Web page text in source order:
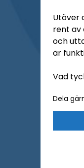
Utöver
rent av
och
är
Vad
Dela